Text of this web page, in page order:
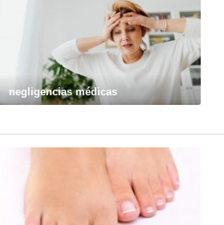
negligencias médicas